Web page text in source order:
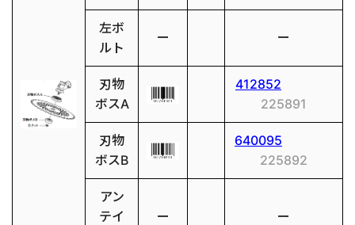
左ボ
ルト
ー ー
刃物
ボスA
412852
225891
刃物
ボスB
640095
225892
アン
テイ
ー ー